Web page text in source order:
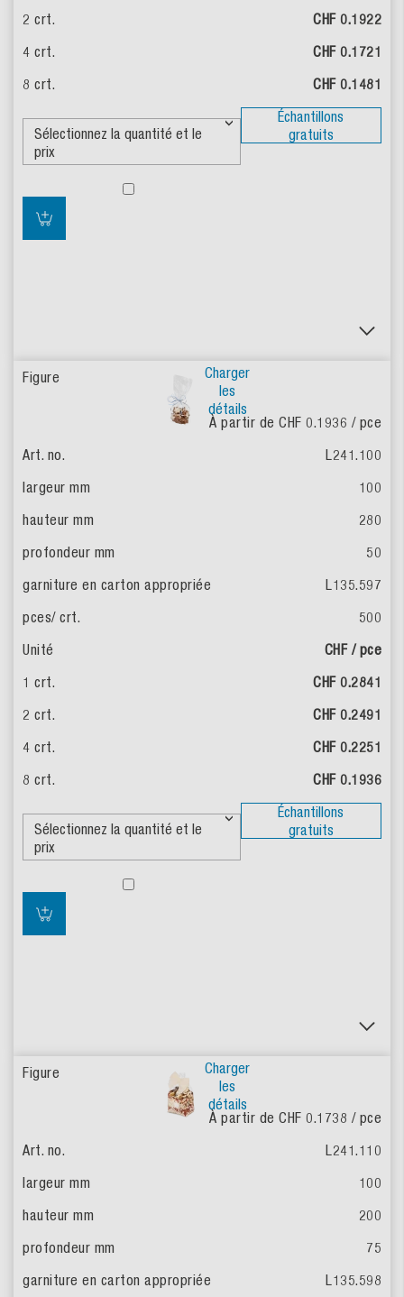
CHF 0.1922
CHF 0.1721
CHF 0.1481
Échantillons
gratuits
Charger
les
détails
À partir de CHF 0.1936 / pce
L241.100
100
280
50
L135.597
500
CHF / pce
CHF 0.2841
CHF 0.2491
CHF 0.2251
CHF 0.1936
Échantillons
gratuits
Charger
les
détails
À partir de CHF 0.1738 / pce
L241.110
100
200
75
L135.598